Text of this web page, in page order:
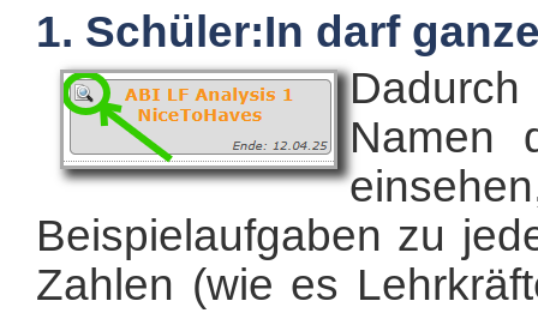
1. Schüler:In darf
Namen
Beispielaufgaben zu
Zahlen (wie es